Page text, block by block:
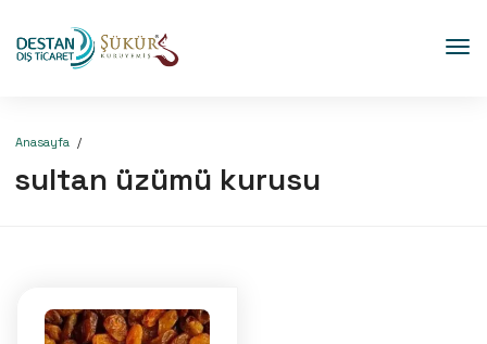
Anasayfa
sultan üzümü kurusu